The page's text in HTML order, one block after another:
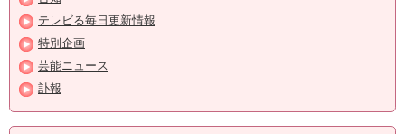
テレビる毎日更新情報
特別企画
芸能ニュース
訃報